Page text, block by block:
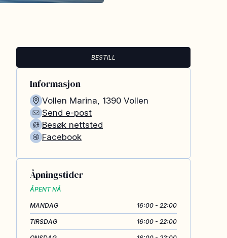
BESTILL
Informasjon
Vollen Marina, 1390 Vollen
Send e-post
Besøk nettsted
Facebook
Åpningstider
ÅPENT NÅ
MANDAG 16:00 - 22:00
TIRSDAG 16:00 - 22:00